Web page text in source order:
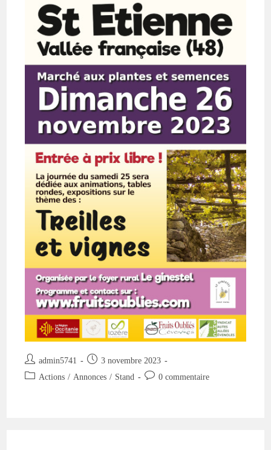
Auteur/autrice
de
admin5741
Publication
publiée :
3 novembre 2023
Post Actions / Annonces / Stand
Commentaires
0 commentaire